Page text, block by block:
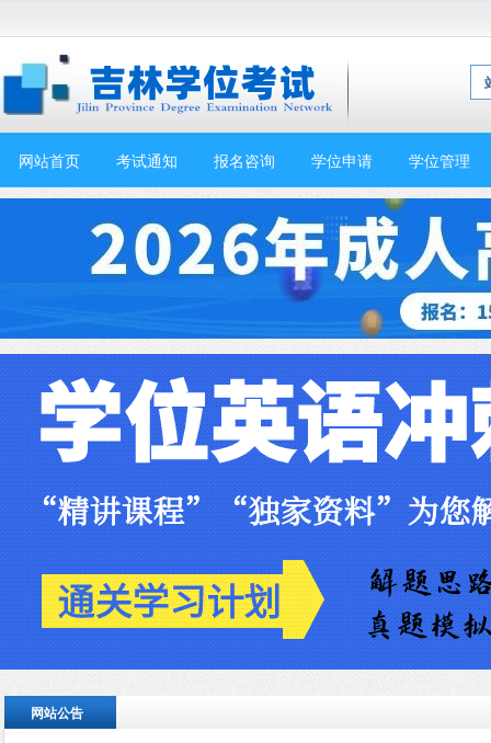
网站首页 考试通知 报名咨询 学位申请 学位管理
网站公告